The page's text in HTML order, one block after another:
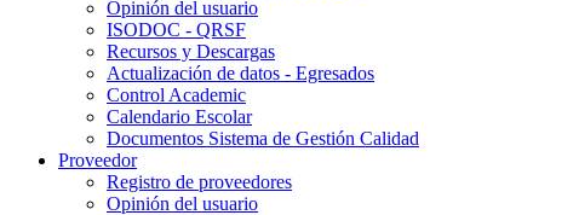
Opinión del usuario
ISODOC - QRSF
Recursos y Descargas
Actualización de datos - Egresados
Control Academic
Calendario Escolar
Documentos Sistema de Gestión Calidad
Proveedor
Registro de proveedores
Opinión del usuario